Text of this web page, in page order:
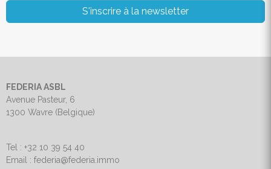
S'inscrire à la newsletter
FEDERIA ASBL
Avenue Pasteur, 6
1300 Wavre (Belgique)
Tel : +32 10 39 54 40
Email : federia@federia.immo